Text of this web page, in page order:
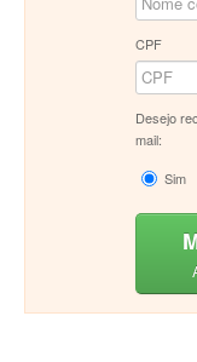
CPF
Desejo
mail:
Sim